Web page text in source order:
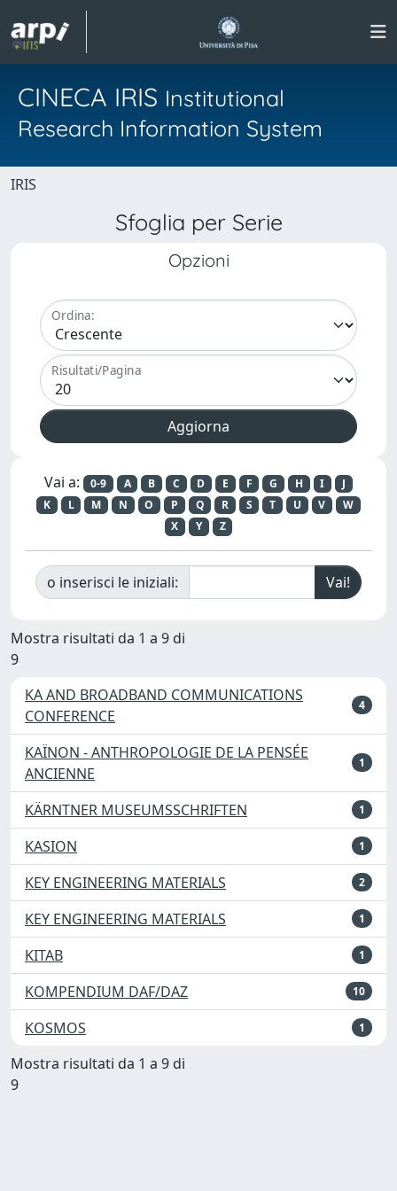
CINECA IRIS Institutional
Research Information System
IRIS
Sfoglia per Serie
Opzioni
Ordina:
Risultati/Pagina
Vai a: 0-9 A B C D E F G H I
J
K
L M N O P Q R S T U V
W
X
Y Z
o inserisci le iniziali:
Mostra risultati da 1 a 9 di
9
KA AND BROADBAND COMMUNICATIONS
CONFERENCE
4
KAÏNON - ANTHROPOLOGIE DE LA PENSÉE
ANCIENNE
1
KÄRNTNER MUSEUMSSCHRIFTEN 1
KASION 1
KEY ENGINEERING MATERIALS 2
KEY ENGINEERING MATERIALS 1
KITAB 1
KOMPENDIUM DAF/DAZ 10
KOSMOS 1
Mostra risultati da 1 a 9 di
9